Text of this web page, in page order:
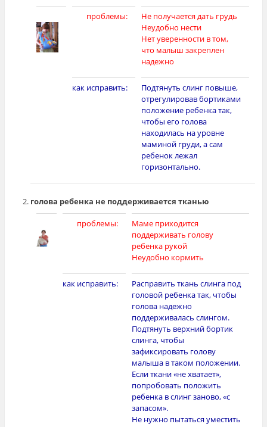
проблемы:
Не получается дать грудь
Неудобно нести
Нет уверенности в том,
что малыш закреплен
надежно
как исправить:
Подтянуть слинг повыше,
отрегулировав бортиками
положение ребенка так,
чтобы его голова
находилась на уровне
маминой груди, а сам
ребенок лежал
горизонтально.
голова ребенка не поддерживается тканью
проблемы:
Маме приходится
поддерживать голову
ребенка рукой
Неудобно кормить
как исправить:
Расправить ткань слинга под
головой ребенка так, чтобы
голова надежно
поддерживалась слингом.
Подтянуть верхний бортик
слинга, чтобы
зафиксировать голову
малыша в таком положении.
Если ткани «не хватает»,
попробовать положить
ребенка в слинг заново, «с
запасом».
Не нужно пытаться уместить